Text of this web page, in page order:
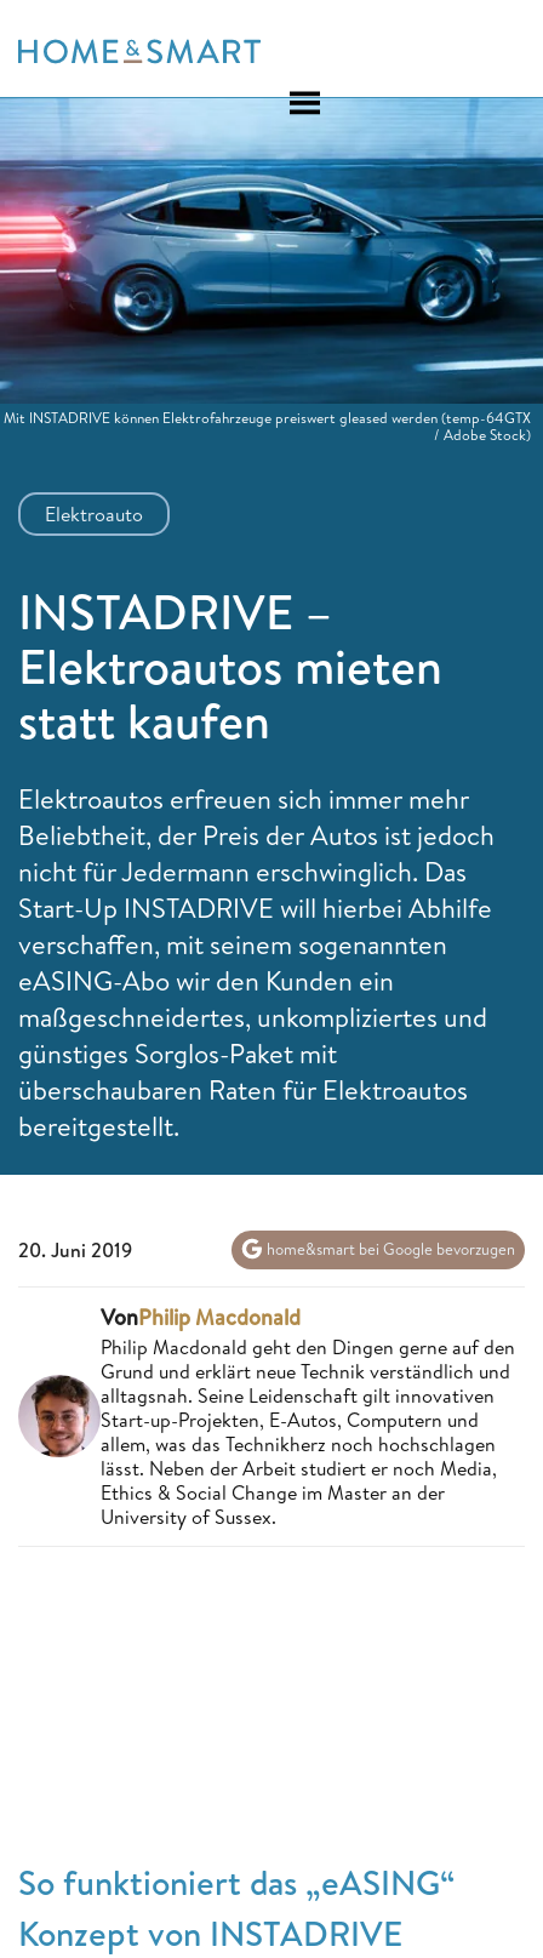
to
Elektroauto
INSTADRIVE –
Elektroautos mieten
statt kaufen
Elektroautos erfreuen sich immer mehr
Beliebtheit, der Preis der Autos ist jedoch
nicht für Jedermann erschwinglich. Das
Start-Up INSTADRIVE will hierbei Abhilfe
verschaffen, mit seinem sogenannten
eASING-Abo wir den Kunden ein
maßgeschneidertes, unkompliziertes und
günstiges Sorglos-Paket mit
überschaubaren Raten für Elektroautos
bereitgestellt.
Mit INSTADRIVE können Elektrofahrzeuge preiswert gleased werden(temp-64GTX
/ Adobe Stock)
20. Juni 2019 home&smart bei Google bevorzugen
VonPhilip Macdonald
Philip Macdonald geht den Dingen gerne auf den
Grund und erklärt neue Technik verständlich und
alltagsnah. Seine Leidenschaft gilt innovativen
Start-up-Projekten, E-Autos, Computern und
allem, was das Technikherz noch hochschlagen
lässt. Neben der Arbeit studiert er noch Media,
Ethics & Social Change im Master an der
University of Sussex.
So funktioniert das „eASING“
Konzept von INSTADRIVE